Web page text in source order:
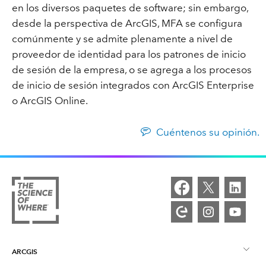
en los diversos paquetes de software; sin embargo,
desde la perspectiva de ArcGIS, MFA se configura
comúnmente y se admite plenamente a nivel de
proveedor de identidad para los patrones de inicio
de sesión de la empresa, o se agrega a los procesos
de inicio de sesión integrados con ArcGIS Enterprise
o ArcGIS Online.
Cuéntenos su opinión.
ARCGIS